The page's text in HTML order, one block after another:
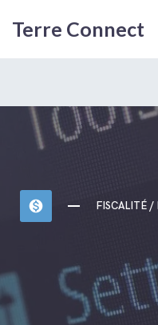
Terre Connect
monetization_on FISCALITÉ /